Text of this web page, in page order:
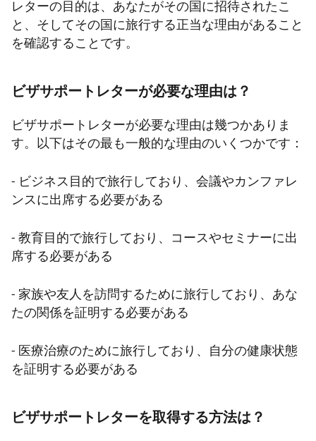
レターの目的は、あなたがその国に招待されたこ
と、そしてその国に旅行する正当な理由があること
を確認することです。
ビザサポートレターが必要な理由は？
ビザサポートレターが必要な理由は幾つかありま
す。以下はその最も一般的な理由のいくつかです：
- ビジネス目的で旅行しており、会議やカンファレ
ンスに出席する必要がある
- 教育目的で旅行しており、コースやセミナーに出
席する必要がある
- 家族や友人を訪問するために旅行しており、あな
たの関係を証明する必要がある
- 医療治療のために旅行しており、自分の健康状態
を証明する必要がある
ビザサポートレターを取得する方法は？